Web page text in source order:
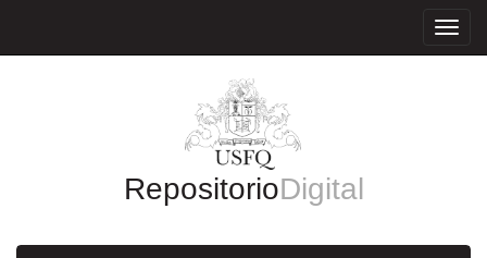
RepositorioDigital